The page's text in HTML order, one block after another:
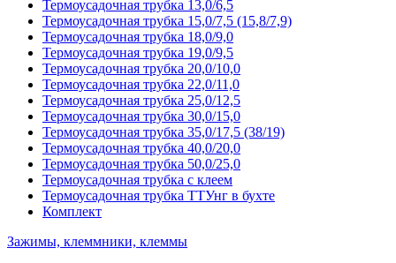
Термоусадочная трубка 13,0/6,5
Термоусадочная трубка 15,0/7,5 (15,8/7,9)
Термоусадочная трубка 18,0/9,0
Термоусадочная трубка 19,0/9,5
Термоусадочная трубка 20,0/10,0
Термоусадочная трубка 22,0/11,0
Термоусадочная трубка 25,0/12,5
Термоусадочная трубка 30,0/15,0
Термоусадочная трубка 35,0/17,5 (38/19)
Термоусадочная трубка 40,0/20,0
Термоусадочная трубка 50,0/25,0
Термоусадочная трубка с клеем
Термоусадочная трубка ТТУнг в бухте
Комплект
Зажимы, клеммники, клеммы